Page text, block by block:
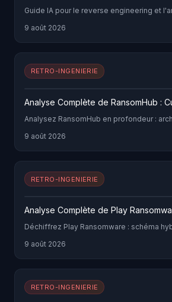
Guide IA pour le reverse engineering et
9 août 2026
RETRO-INGENIERIE
Analyse Complète de RansomHub :
Analysez RansomHub en profondeur :
9 août 2026
RETRO-INGENIERIE
Analyse Complète de Play
Déchiffrez Play Ransomware : schéma
9 août 2026
RETRO-INGENIERIE